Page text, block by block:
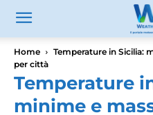
Home
Temperature in Sicilia:
per città
Temperature
minime e